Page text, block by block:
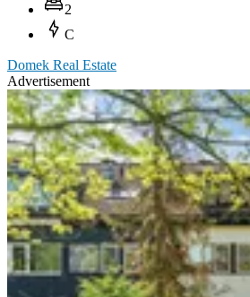
2
C
Domek Real Estate
Advertisement